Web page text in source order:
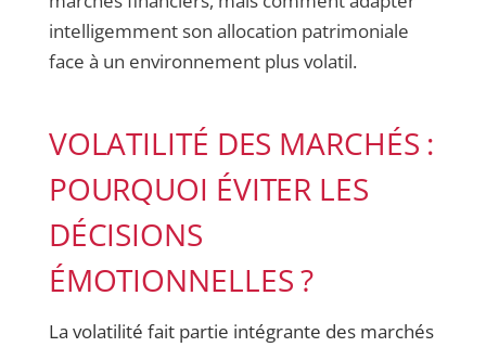
intelligemment son allocation patrimoniale
face à un environnement plus volatil.
VOLATILITÉ DES MARCHÉS :
POURQUOI ÉVITER LES
DÉCISIONS
ÉMOTIONNELLES ?
La volatilité fait partie intégrante des marchés